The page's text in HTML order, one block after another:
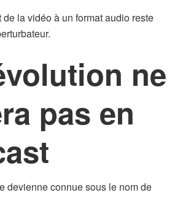
de la vidéo à un format audio reste
ne
pas en
devienne connue sous le nom de